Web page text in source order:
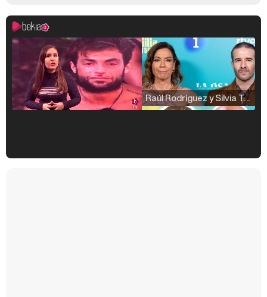
Raúl Rodríguez y Silvia Taulés nos cuentan su papel en 'La familia de la tele'